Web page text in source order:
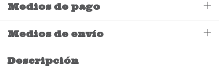
Medios de pago
Medios de envío
Descripción